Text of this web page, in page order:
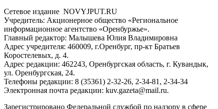
Сетевое издание NOVYJPUT.RU
Учредитель: Акционерное общество «Региональное
информационное агентство «Оренбуржье».
Главный редактор: Малышева Юлия Владимировна
Адрес учредителя: 460009, г.Оренбург, пр-кт Братьев
Коростелевых, д. 4.
Адрес редакции: 462243, Оренбургская область, г. Кувандык,
ул. Оренбургская, 24.
Телефоны редакции: 8 (35361) 2-32-26, 2-34-81, 2-34-34
Электронная почта редакции: kuv.gazeta@mail.ru.
Зарегистрировано Федеральной службой по надзору в сфере